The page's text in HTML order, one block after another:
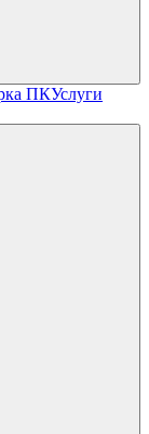
ПКУслуги